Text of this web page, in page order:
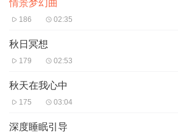
情景梦幻曲
186 02:35
秋日冥想
179 02:53
秋天在我心中
175 03:04
深度睡眠引导